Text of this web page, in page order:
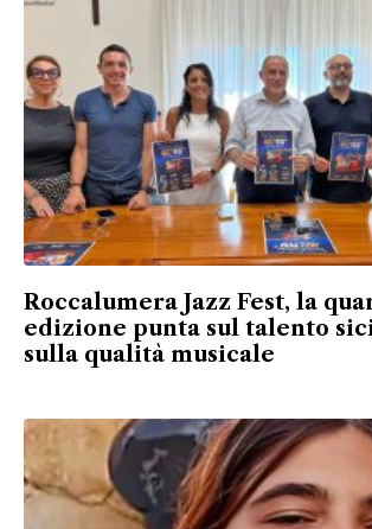
Roccalumera Jazz Fest, la
edizione punta sul talento
sulla qualità musicale